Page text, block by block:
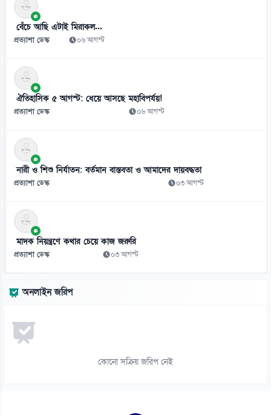
স্কুলে ভর্তিতে প্রথম শ্রেণি লটারিতে ও দ্বিতীয় থেকে নবম পর্যন্ত দিতে হবে
পরীক্ষা
০৬ আগস্ট
বেঁচে আছি এটাই মিরাকল...
প্রত্যাশা ডেস্ক ০৬ আগস্ট
ঐতিহাসিক ৫ আগস্ট: ধেয়ে আসছে মহাবিপর্যয়!
প্রত্যাশা ডেস্ক ০৬ আগস্ট
নারী ও শিশু নির্যাতন: বর্তমান বাস্তবতা ও আমাদের দায়বদ্ধতা
প্রত্যাশা ডেস্ক ০৩ আগস্ট
মাদক নিয়ন্ত্রণে কথার চেয়ে কাজ জরুরি
প্রত্যাশা ডেস্ক ০৩ আগস্ট
অনলাইন জরিপ
কোনো সক্রিয় জরিপ নেই